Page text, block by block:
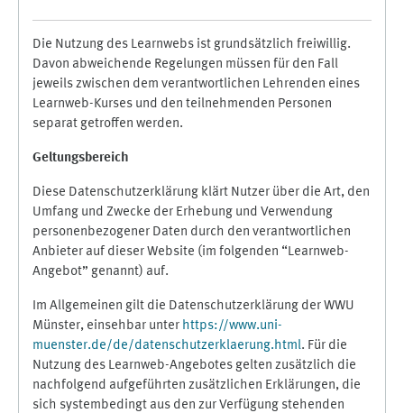
Die Nutzung des Learnwebs ist grundsätzlich freiwillig.
Davon abweichende Regelungen müssen für den Fall
jeweils zwischen dem verantwortlichen Lehrenden eines
Learnweb-Kurses und den teilnehmenden Personen
separat getroffen werden.
Geltungsbereich
Diese Datenschutzerklärung klärt Nutzer über die Art, den
Umfang und Zwecke der Erhebung und Verwendung
personenbezogener Daten durch den verantwortlichen
Anbieter auf dieser Website (im folgenden “Learnweb-
Angebot” genannt) auf.
Im Allgemeinen gilt die Datenschutzerklärung der WWU
Münster, einsehbar unter https://www.uni-
muenster.de/de/datenschutzerklaerung.html. Für die
Nutzung des Learnweb-Angebotes gelten zusätzlich die
nachfolgend aufgeführten zusätzlichen Erklärungen, die
sich systembedingt aus den zur Verfügung stehenden